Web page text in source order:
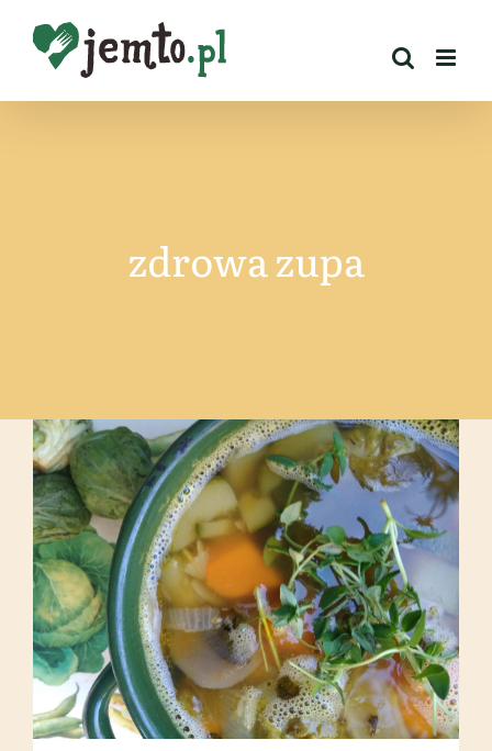
zawartości
zdrowa zupa
Jesienna zupa z kaszą jęczmienną i
ananasowe buraki